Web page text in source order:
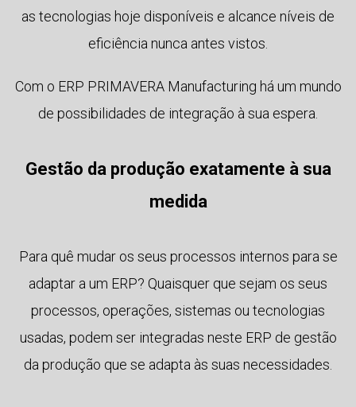
as tecnologias hoje disponíveis e alcance níveis de
eficiência nunca antes vistos.
Com o ERP PRIMAVERA Manufacturing há um mundo
de possibilidades de integração à sua espera.
Gestão da produção exatamente à sua
medida
Para quê mudar os seus processos internos para se
adaptar a um ERP? Quaisquer que sejam os seus
processos, operações, sistemas ou tecnologias
usadas, podem ser integradas neste ERP de gestão
da produção que se adapta às suas necessidades.